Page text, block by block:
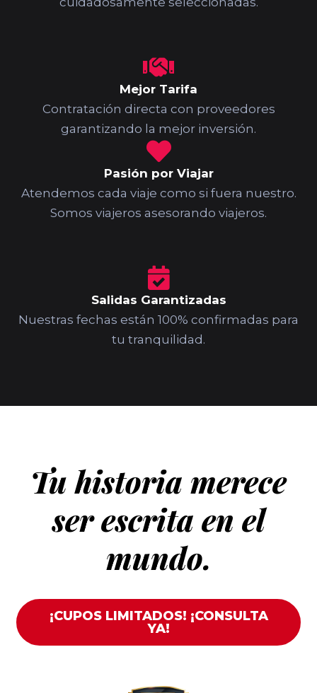
Mejor Tarifa
Contratación directa con proveedores
garantizando la mejor inversión.
Pasión por Viajar
Atendemos cada viaje como si fuera nuestro.
Somos viajeros asesorando viajeros.
Salidas Garantizadas
Nuestras fechas están 100% confirmadas para
tu tranquilidad.
Tu historia merece
ser escrita en el
mundo.
¡CUPOS LIMITADOS! ¡CONSULTA
YA!